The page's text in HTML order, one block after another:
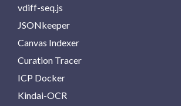
vdiff-seq.js
JSONkeeper
Canvas Indexer
Curation Tracer
ICP Docker
Kindai-OCR